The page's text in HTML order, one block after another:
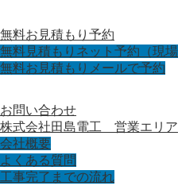
無料お見積もり予約
無料見積もりネット予約（現場
無料お見積もりメールで予約
お問い合わせ
株式会社田島電工 営業エリア
会社概要
よくある質問
工事完了までの流れ